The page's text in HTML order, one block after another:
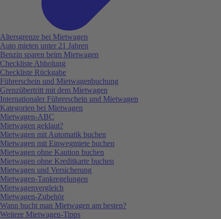
Altersgrenze bei Mietwagen
Auto mieten unter 21 Jahren
Benzin sparen beim Mietwagen
Checkliste Abholung
Checkliste Rückgabe
Führerschein und Mietwagenbuchung
Grenzübertritt mit dem Mietwagen
Internationaler Führerschein und Mietwagen
Kategorien bei Mietwagen
Mietwagen-ABC
Mietwagen geklaut?
Mietwagen mit Automatik buchen
Mietwagen mit Einwegmiete buchen
Mietwagen ohne Kaution buchen
Mietwagen ohne Kreditkarte buchen
Mietwagen und Versicherung
Mietwagen-Tankregelungen
Mietwagenvergleich
Mietwagen-Zubehör
Wann bucht man Mietwagen am besten?
Weitere Mietwagen-Tipps